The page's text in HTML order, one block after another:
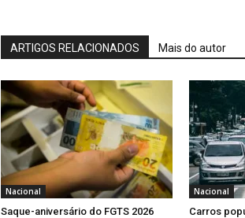
ARTIGOS RELACIONADOS Mais do autor
Nacional
Saque-aniversário do FGTS 2026
Nacional
Carros